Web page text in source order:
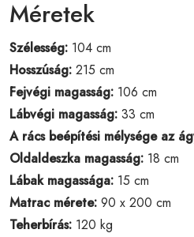
Méretek
Szélesség: 104 cm
Hosszúság: 215 cm
Fejvégi magasság: 106 cm
Lábvégi magasság: 33 cm
A rács beépítési mélysége az
Oldaldeszka magasság: 18 cm
Lábak magassága: 15 cm
Matrac mérete: 90 x 200 cm
Teherbírás: 120 kg